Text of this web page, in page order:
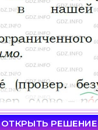
ОТКРЫТЬ РЕШЕНИЕ